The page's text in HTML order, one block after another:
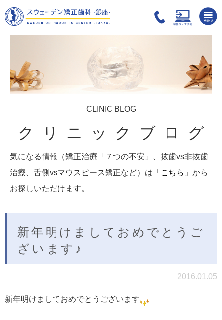
CLINIC BLOG
クリニックブログ
気になる情報（矯正治療「７つの不安」、抜歯vs非抜歯
治療、舌側vsマウスピース矯正など）は「 こちら 」から
お探しいただけます。
新年明けましておめでとうご
ざいます♪
2016.01.05
新年明けましておめでとうございます